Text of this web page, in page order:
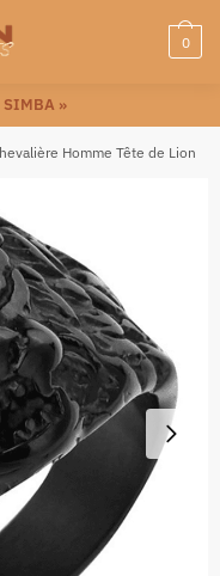
0
SIMBA »
Homme Tête de Lion